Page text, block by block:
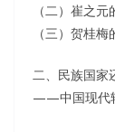
（二）崔之
（三）贺桂
二、民族国家
——中国现代